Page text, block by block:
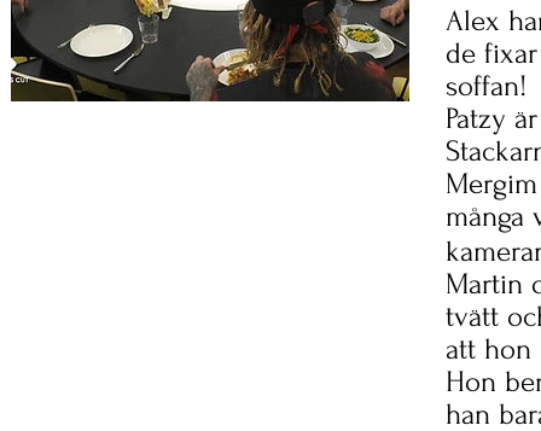
Alex
de
soffan!
Patzy
många
Martin
tvätt
att hon
Hon
han